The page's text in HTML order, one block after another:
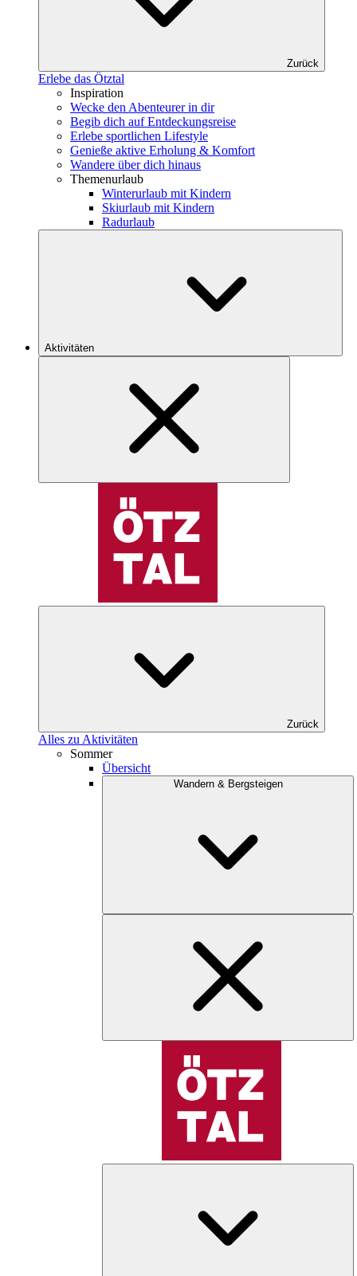
Zurück
Erlebe das Ötztal
Inspiration
Wecke den Abenteurer in dir
Begib dich auf Entdeckungsreise
Erlebe sportlichen Lifestyle
Genieße aktive Erholung & Komfort
Wandere über dich hinaus
Themenurlaub
Winterurlaub mit Kindern
Skiurlaub mit Kindern
Radurlaub
Aktivitäten
Zurück
Alles zu Aktivitäten
Sommer
Übersicht
Wandern & Bergsteigen